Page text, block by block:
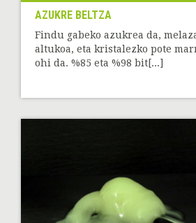
AZUKRE BELTZA
Findu gabeko azukrea da,
altukoa, eta kristalezko pote
ohi da. %85 eta %98 bit[...]